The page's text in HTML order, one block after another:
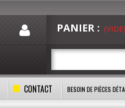
CONTACT BESOIN DE PIÈCES
PANIER : (VIDE)